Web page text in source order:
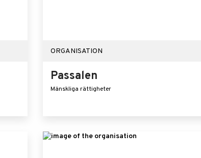
ORGANISATION
Passalen
Mänskliga rättigheter